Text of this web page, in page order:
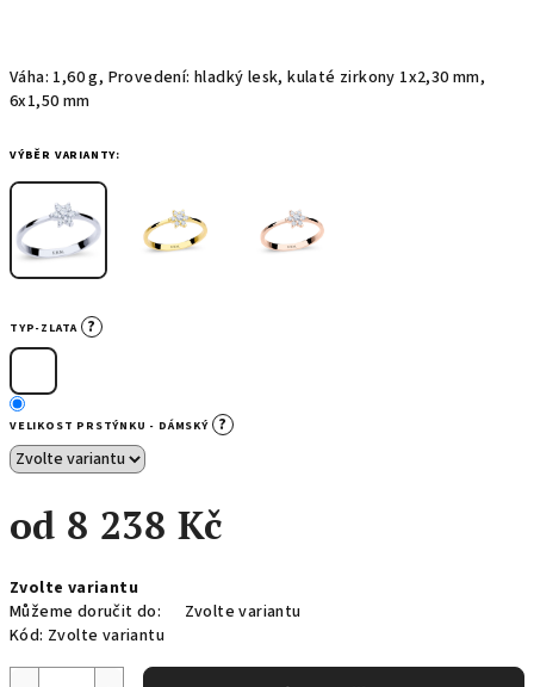
Váha: 1,60 g, Provedení: hladký lesk, kulaté zirkony 1x2,30 mm,
6x1,50 mm
VÝBĚR VARIANTY:
TYP-ZLATA ?
VELIKOST PRSTÝNKU - DÁMSKÝ ?
od 8 238 Kč
cena:
Zvolte variantu
Můžeme doručit do:
Zvolte variantu
Kód: Zvolte variantu